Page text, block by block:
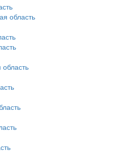
область
область